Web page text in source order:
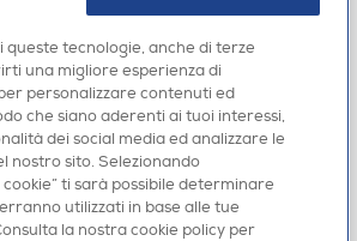
queste tecnologie, anche di terze
una migliore esperienza di
personalizzare contenuti ed
che siano aderenti ai tuoi interessi,
dei social media ed analizzare le
nostro sito. Selezionando
cookie” ti sarà possibile determinare
utilizzati in base alle tue
la nostra cookie policy per